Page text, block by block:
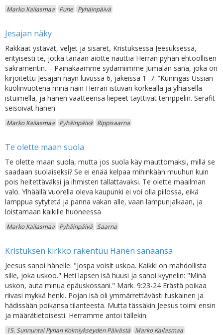
Marko Kailasmaa Puhe Pyhäinpäivä
Jesajan näky
Rakkaat ystävät, veljet ja sisaret, Kristuksessa Jeesuksessa,
erityisesti te, jotka tänään aiotte nauttia Herran pyhän ehtoollisen
sakramentin. – Painakaamme sydämiimme Jumalan sana, joka on
kirjoitettu Jesajan näyn luvussa 6, jakeissa 1–7: ”Kuningas Ussian
kuolinvuotena minä näin Herran istuvan korkealla ja ylhäisellä
istuimella, ja hänen vaatteensa liepeet täyttivät temppelin. Serafit
seisoivat hänen
Marko Kailasmaa Pyhäinpäivä Rippisaarna
Te olette maan suola
Te olette maan suola, mutta jos suola käy mauttomaksi, millä se
saadaan suolaiseksi? Se ei enää kelpaa mihinkään muuhun kuin
pois heitettäväksi ja ihmisten tallattavaksi. Te olette maailman
valo. Ylhäällä vuorella oleva kaupunki ei voi olla piilossa, eikä
lamppua sytytetä ja panna vakan alle, vaan lampunjalkaan, ja
loistamaan kaikille huoneessa
Marko Kailasmaa Pyhäinpäivä Saarna
Kristuksen kirkko rakentuu Hänen sanaansa
Jeesus sanoi hänelle: "Jospa voisit uskoa. Kaikki on mahdollista
sille, joka uskoo." Heti lapsen isä huusi ja sanoi kyynelin: "Minä
uskon, auta minua epäuskossani." Mark. 9:23-24 Erästä poikaa
riivasi mykkä henki. Pojan isä oli ymmärrettävästi tuskainen ja
hädissään poikansa tilanteesta. Mutta tässäkin Jeesus toimi ensin
ja määrätietoisesti. Herramme antoi tällekin
15. Sunnuntai Pyhän Kolmiykseyden Päivästä
Marko Kailasmaa